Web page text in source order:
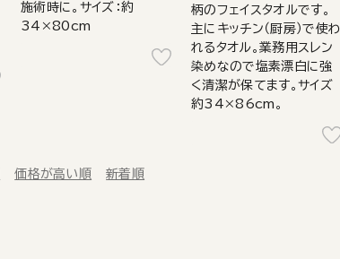
施術時に。サイズ：約
34×80cm
柄のフェイスタオルです。
主にキッチン（厨房）で使わ
れるタオル。業務用スレン
染めなので塩素漂白に強
く清潔が保てます。サイズ
約34×86cm。
価格が高い順 新着順